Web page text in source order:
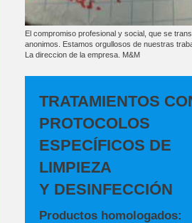
El compromiso profesional y social, que se
anonimos. Estamos orgullosos de nuestras
La direccion de la empresa. M&M
TRATAMIENTOS
PROTOCOLOS
ESPECÍFICOS DE
LIMPIEZA
Y DESINFECCIÓN
Productos homologados: